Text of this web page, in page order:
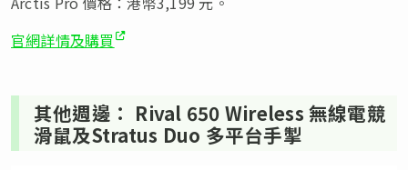
官網詳情及購買
其他週邊： Rival 650 Wireless 無線電競
滑鼠及Stratus Duo 多平台手掣